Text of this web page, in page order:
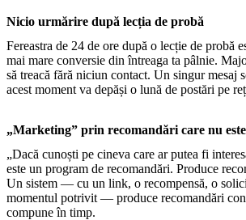
Nicio urmărire după lecția de probă
Fereastra de 24 de ore după o lecție de probă
mai mare conversie din întreaga ta pâlnie.
să treacă fără niciun contact. Un singur mesaj
acest moment va depăși o lună de postări pe
„Marketing” prin recomandări care nu
„Dacă cunoști pe cineva care ar putea fi
este un program de recomandări. Produce
Un sistem — cu un link, o recompensă, o
momentul potrivit — produce recomandări
compune în timp.